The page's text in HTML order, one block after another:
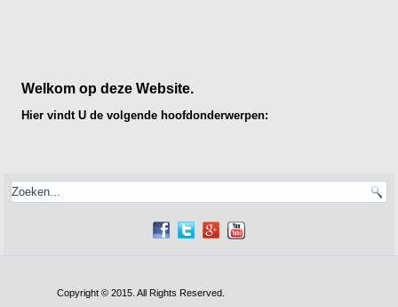
Welkom op deze Website.
Hier vindt U de volgende hoofdonderwerpen:
Copyright © 2015. All Rights Reserved.